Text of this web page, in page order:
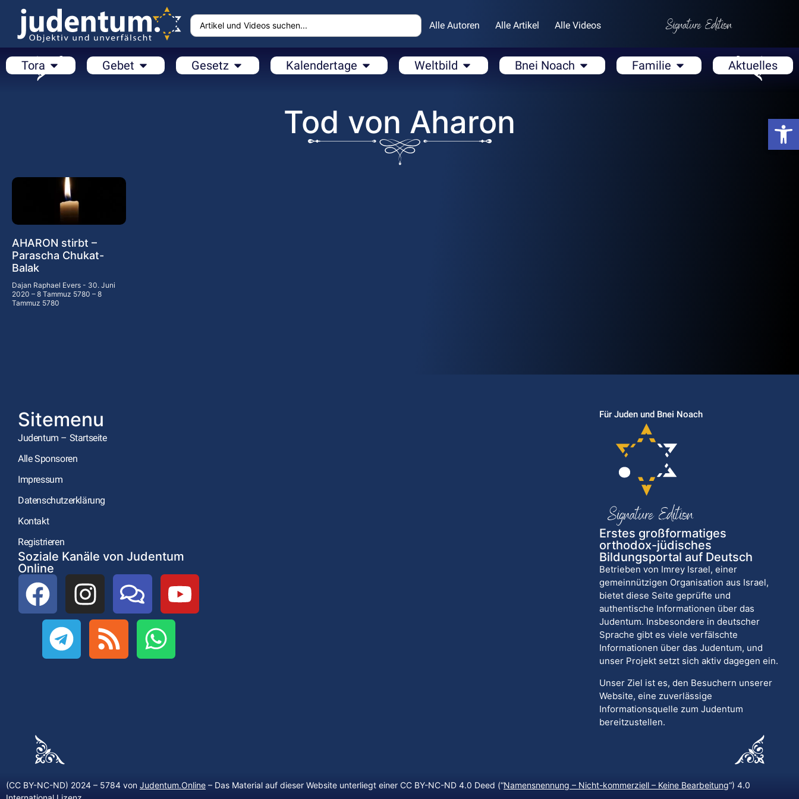
Alle Autoren Alle Artikel Alle Videos
Tora Gebet Gesetz Kalendertage Weltbild Bnei Noach Familie Aktuelles
Tod von Aharon
AHARON stirbt –
Parascha Chukat-
Balak
Dajan Raphael Evers
30. Juni
2020 – 8 Tammuz 5780 – 8
Tammuz 5780
Sitemenu
Judentum – Startseite
Alle Sponsoren
Impressum
Datenschutzerklärung
Kontakt
Registrieren
Soziale Kanäle von Judentum
Online
Für Juden und Bnei Noach
Erstes großformatiges
orthodox-jüdisches
Bildungsportal auf Deutsch
Betrieben von Imrey Israel, einer
gemeinnützigen Organisation aus Israel,
bietet diese Seite geprüfte und
authentische Informationen über das
Judentum. Insbesondere in deutscher
Sprache gibt es viele verfälschte
Informationen über das Judentum, und
unser Projekt setzt sich aktiv dagegen ein.
Unser Ziel ist es, den Besuchern unserer
Website, eine zuverlässige
Informationsquelle zum Judentum
bereitzustellen.
(CC BY-NC-ND) 2024 – 5784 von Judentum.Online – Das Material auf dieser Website unterliegt einer CC BY-NC-ND 4.0 Deed (“Namensnennung – Nicht-kommerziell – Keine Bearbeitung“) 4.0